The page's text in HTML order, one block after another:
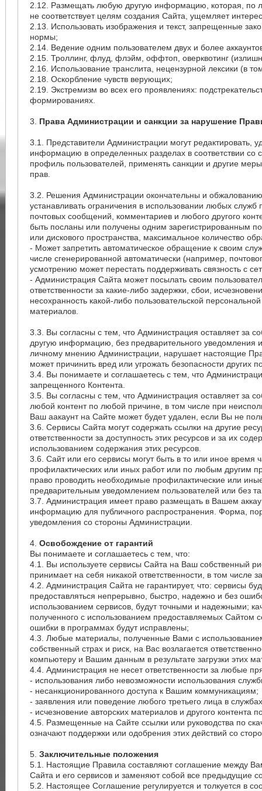
2.12. Размещать любую другую информацию, которая, по
не соответствует целям создания Сайта, ущемляет
2.13. Использовать изображения и текст, запрещенные
нормы;
2.14. Ведение одним пользователем двух и более
2.15. Троллинг, флуд, флэйм, оффтоп, оверквотинг
2.16. Использование транслита, нецензурной лексики (в
2.18. Оскорбление чувств верующих;
2.19. Экстремизм во всех его проявлениях:
формированиях.
3. Права Администрации и санкции за нарушение
3.1. Представители Администрации могут
информацию в определенных разделах в соответствии
профиль пользователей, применять санкции и другие
прав.
3.2. Решения Администрации окончательны и
устанавливать ограничения в использовании любых
почтовых сообщений, комментариев и любого другого
быть посланы или получены одним зарегистрированным
или дискового пространства, максимальное количество
- Может запретить автоматическое обращение к своим
числе сгенерированной автоматически (например,
усмотрению может перестать поддерживать связность с
- Администрация Сайта может посылать своим
ответственности за какие-либо задержки, сбои,
несохранность какой-либо пользовательской
материалов.
3.3. Вы согласны с тем, что Администрация оставляет за
другую информацию, без предварительного
личному мнению Администрации, нарушает настоящие
может причинить вред или угрожать безопасности других
3.4. Вы понимаете и соглашаетесь с тем, что
запрещенного Контента.
3.5. Вы согласны с тем, что Администрация оставляет за
любой контент по любой причине, в том числе при
Ваш аакаунт на Сайте может будет удален, если Вы не
3.6. Сервисы Сайта могут содержать ссылки на другие
ответственности за доступность этих ресурсов и за их
использованием содержания этих ресурсов.
3.6. Сайт или его сервисы могут быть в то или иное
профилактических или иных работ или по любым другим
право проводить необходимые профилактические или
предварительным уведомлением пользователей или без
3.7. Администрация имеет право размещать в Вашем
информацию для публичного распространения. Форма,
уведомления со стороны Администрации.
4.Освобождение от гарантий
Вы понимаете и соглашаетесь с тем, что:
4.1. Вы используете сервисы Сайта на Ваш собственный
принимает на себя никакой ответственности, в том числе
4.2. Администрация Сайта не гарантирует, что: сервисы
предоставляться непрерывно, быстро, надежно и без
использованием сервисов, будут точными и надежными;
полученного с использованием предоставляемых Сайтом
ошибки в программах будут исправлены;
4.3. Любые материалы, полученные Вами с
собственный страх и риск, на Вас возлагается
компьютеру и Вашим данным в результате загрузки этих
4.4. Администрация не несет ответственности за любые
- использования либо невозможности использования
- несанкционированного доступа к Вашим коммуникациям;
- заявления или поведение любого третьего лица в
- исчезновение авторских материалов и другого контента
4.5. Размещенные на Сайте ссылки или руководства по
означают поддержки или одобрения этих действий со
5.Заключительные положения
5.1. Настоящие Правила составляют соглашение между
Сайта и его сервисов и заменяют собой все предыдущие
5.2. Настоящее Соглашение регулируется и толкуется в